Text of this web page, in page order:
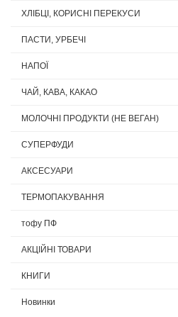
ХЛІБЦІ, КОРИСНІ ПЕРЕКУСИ
ПАСТИ, УРБЕЧІ
НАПОЇ
ЧАЙ, КАВА, КАКАО
МОЛОЧНІ ПРОДУКТИ (НЕ ВЕГАН)
СУПЕРФУДИ
АКСЕСУАРИ
ТЕРМОПАКУВАННЯ
тофу ПФ
АКЦІЙНІ ТОВАРИ
КНИГИ
Новинки